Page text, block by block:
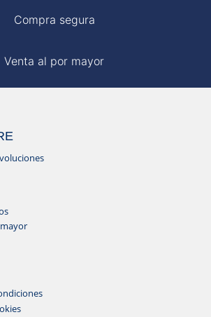
Compra segura
Venta al por mayor